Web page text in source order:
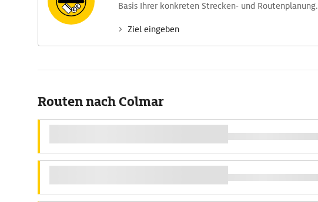
Basis Ihrer konkreten Strecken- und Routenplanung.
Ziel eingeben
Routen nach Colmar